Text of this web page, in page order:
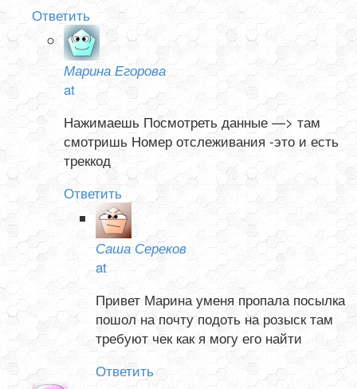
Ответить
Марина Егорова
at
Нажимаешь Посмотреть данные —> там
смотришь Номер отслеживания -это и есть
треккод
Ответить
Саша Сереков
at
Привет Марина уменя пропала посылка
пошол на почту подоть на розыск там
требуют чек как я могу его найти
Ответить